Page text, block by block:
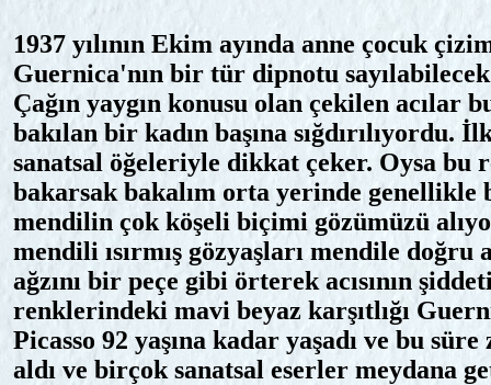
1937 yılının Ekim ayında anne çocuk
Guernica'nın bir tür dipnotu sayılabilecek
Çağın yaygın konusu olan çekilen acılar
bakılan bir kadın başına sığdırılıyordu.
sanatsal öğeleriyle dikkat çeker. Oysa bu
bakarsak bakalım orta yerinde genellikle
mendilin çok köşeli biçimi gözümüzü
mendili ısırmış gözyaşları mendile doğru
ağzını bir peçe gibi örterek acısının
renklerindeki mavi beyaz karşıtlığı
Picasso 92 yaşına kadar yaşadı ve bu
aldı ve birçok sanatsal eserler meydana